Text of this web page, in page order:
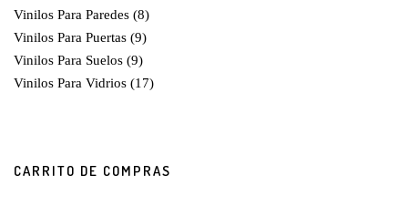
Vinilos Para Paredes (8)
Vinilos Para Puertas (9)
Vinilos Para Suelos (9)
Vinilos Para Vidrios (17)
CARRITO DE COMPRAS